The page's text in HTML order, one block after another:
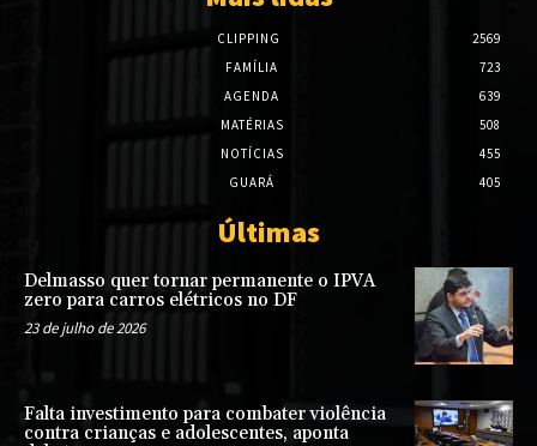
CLIPPING
2569
FAMÍLIA
723
AGENDA
639
MATÉRIAS
508
NOTÍCIAS
455
GUARÁ
405
Últimas
Delmasso quer tornar permanente o IPVA
zero para carros elétricos no DF
23 de julho de 2026
Falta investimento para combater violência
contra crianças e adolescentes, aponta